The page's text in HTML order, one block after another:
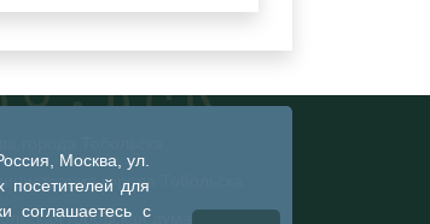
Москва, ул.
для
соглашаетесь с
города Тобольска
городская дума